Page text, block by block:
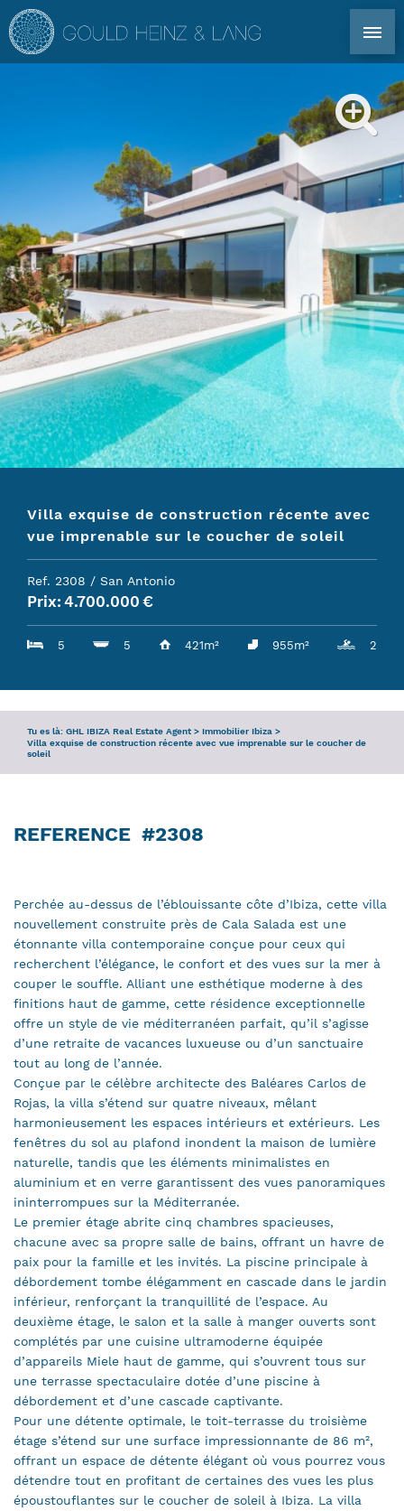
IMMOBILIER IBIZA
CO-OWNERSHIP
POUR LES PROPRIÉTAIRES
PROFIL
MARCHÉ
DEMANDE
SERVICE
L’ÉQUIPE
Villa exquise de construction récente avec
vue imprenable sur le coucher de soleil
Ref. 2308 / San Antonio
Prix: 4.700.000 €
5 5 421m² 955m² 2
Tu es là: GHL IBIZA Real Estate Agent > Immobilier Ibiza >
Villa exquise de construction récente avec vue imprenable sur le coucher de
soleil
REFERENCE #2308
Perchée au-dessus de l’éblouissante côte d’Ibiza, cette villa
nouvellement construite près de Cala Salada est une
étonnante villa contemporaine conçue pour ceux qui
recherchent l’élégance, le confort et des vues sur la mer à
couper le souffle. Alliant une esthétique moderne à des
finitions haut de gamme, cette résidence exceptionnelle
offre un style de vie méditerranéen parfait, qu’il s’agisse
d’une retraite de vacances luxueuse ou d’un sanctuaire
tout au long de l’année.
Conçue par le célèbre architecte des Baléares Carlos de
Rojas, la villa s’étend sur quatre niveaux, mêlant
harmonieusement les espaces intérieurs et extérieurs. Les
fenêtres du sol au plafond inondent la maison de lumière
naturelle, tandis que les éléments minimalistes en
aluminium et en verre garantissent des vues panoramiques
ininterrompues sur la Méditerranée.
Le premier étage abrite cinq chambres spacieuses,
chacune avec sa propre salle de bains, offrant un havre de
paix pour la famille et les invités. La piscine principale à
débordement tombe élégamment en cascade dans le jardin
inférieur, renforçant la tranquillité de l’espace. Au
deuxième étage, le salon et la salle à manger ouverts sont
complétés par une cuisine ultramoderne équipée
d’appareils Miele haut de gamme, qui s’ouvrent tous sur
une terrasse spectaculaire dotée d’une piscine à
débordement et d’une cascade captivante.
Pour une détente optimale, le toit-terrasse du troisième
étage s’étend sur une surface impressionnante de 86 m²,
offrant un espace de détente élégant où vous pourrez vous
détendre tout en profitant de certaines des vues les plus
époustouflantes sur le coucher de soleil à Ibiza. La villa